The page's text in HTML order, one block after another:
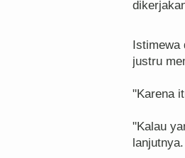
Istimewa
justru
"Karena
"Kalau
lanjutnya.